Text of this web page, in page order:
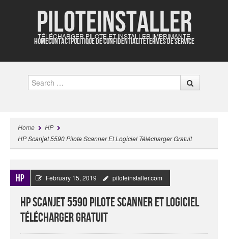
Piloteinstaller
TÉLÉCHARGER PILOTE ET INSTALLER IMPRIMANTE
HOMECONTACTPOLITIQUE DE CONFIDENTIALITÉTERMES DE SERVICE
Search
Home
HP
HP Scanjet 5590 Pilote Scanner Et Logiciel Télécharger Gratuit
HP February 15, 2019 piloteinstaller.com
HP Scanjet 5590 Pilote Scanner Et Logiciel
Télécharger Gratuit